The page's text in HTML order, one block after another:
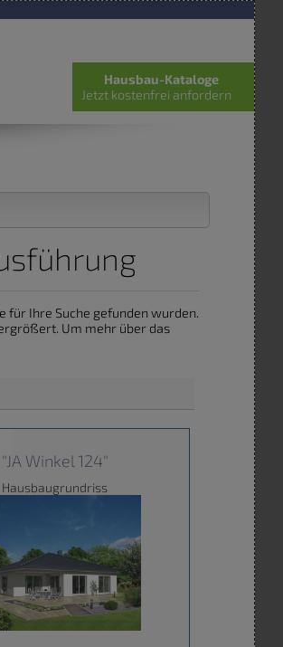
für Ihre Suche gefunden wurden.
Um mehr über das
"JA Winkel 124"
Hausbaugrundriss
Hausbau-Kataloge
Jetzt kostenfrei anfordern